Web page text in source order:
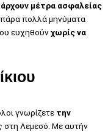
μέτρα ασφαλείας
πάρα πολλά μηνύματα
ευχηθούνχωρίς να
γνωρίζετε την
στη Λεμεσό. Με αυτήν